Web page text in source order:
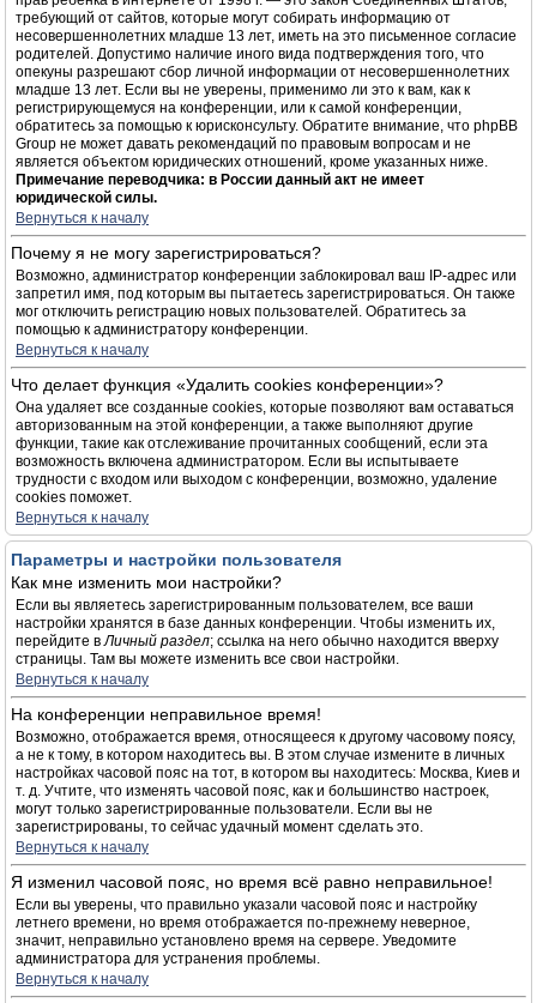
требующий от сайтов, которые могут собирать информацию от
несовершеннолетних младше 13 лет, иметь на это письменное согласие
родителей. Допустимо наличие иного вида подтверждения того, что
опекуны разрешают сбор личной информации от несовершеннолетних
младше 13 лет. Если вы не уверены, применимо ли это к вам, как к
регистрирующемуся на конференции, или к самой конференции,
обратитесь за помощью к юрисконсульту. Обратите внимание, что phpBB
Group не может давать рекомендаций по правовым вопросам и не
является объектом юридических отношений, кроме указанных ниже.
Примечание переводчика: в России данный акт не имеет
юридической силы.
Вернуться к началу
Почему я не могу зарегистрироваться?
Возможно, администратор конференции заблокировал ваш IP-адрес или
запретил имя, под которым вы пытаетесь зарегистрироваться. Он также
мог отключить регистрацию новых пользователей. Обратитесь за
помощью к администратору конференции.
Вернуться к началу
Что делает функция «Удалить cookies конференции»?
Она удаляет все созданные cookies, которые позволяют вам оставаться
авторизованным на этой конференции, а также выполняют другие
функции, такие как отслеживание прочитанных сообщений, если эта
возможность включена администратором. Если вы испытываете
трудности с входом или выходом с конференции, возможно, удаление
cookies поможет.
Вернуться к началу
Параметры и настройки пользователя
Как мне изменить мои настройки?
Если вы являетесь зарегистрированным пользователем, все ваши
настройки хранятся в базе данных конференции. Чтобы изменить их,
перейдите вЛичный раздел; ссылка на него обычно находится вверху
страницы. Там вы можете изменить все свои настройки.
Вернуться к началу
На конференции неправильное время!
Возможно, отображается время, относящееся к другому часовому поясу,
а не к тому, в котором находитесь вы. В этом случае измените в личных
настройках часовой пояс на тот, в котором вы находитесь: Москва, Киев и
т. д. Учтите, что изменять часовой пояс, как и большинство настроек,
могут только зарегистрированные пользователи. Если вы не
зарегистрированы, то сейчас удачный момент сделать это.
Вернуться к началу
Я изменил часовой пояс, но время всё равно неправильное!
Если вы уверены, что правильно указали часовой пояс и настройку
летнего времени, но время отображается по-прежнему неверное,
значит, неправильно установлено время на сервере. Уведомите
администратора для устранения проблемы.
Вернуться к началу